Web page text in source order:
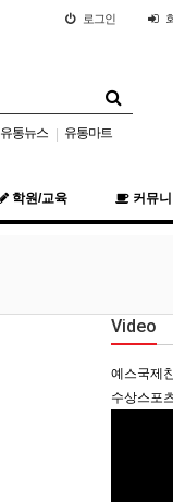
로그인
유통뉴스 | 유통마트
학원/교육 커뮤니
Video
예스국제
수상스포